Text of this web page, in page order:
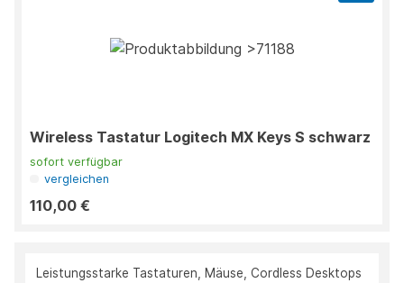
Wireless Tastatur Logitech MX Keys S schwarz
sofort verfügbar
vergleichen
110,00 €
Leistungsstarke Tastaturen, Mäuse, Cordless Desktops